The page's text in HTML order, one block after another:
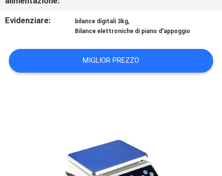
CHIEDI UN
Evidenziare: bilance digitali 3kg,
Bilance elettroniche di piano d'appoggio
MIGLIOR PREZZO